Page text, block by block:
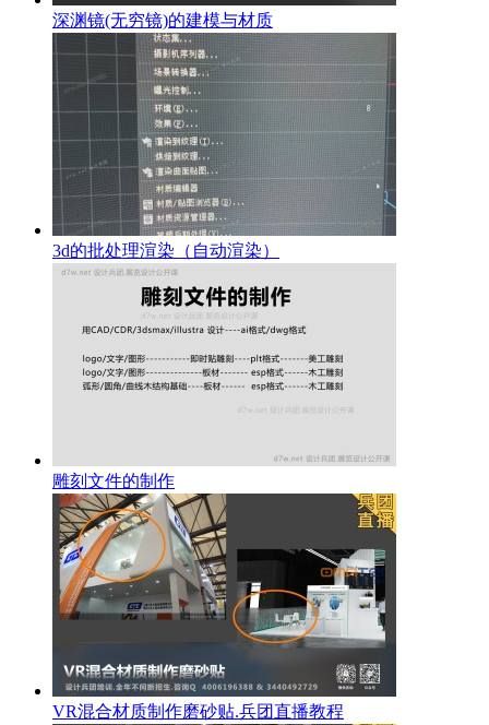
深渊镜(无穷镜)的建模与材质
3d的批处理渲染（自动渲染）
雕刻文件的制作
VR混合材质制作磨砂贴.兵团直播教程